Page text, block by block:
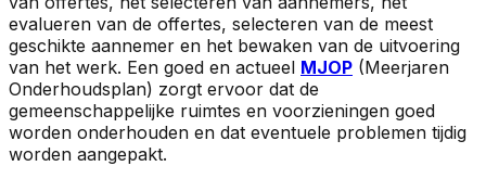
evalueren van de offertes, selecteren van de meest
geschikte aannemer en het bewaken van de uitvoering
van het werk. Een goed en actueel MJOP (Meerjaren
Onderhoudsplan) zorgt ervoor dat de
gemeenschappelijke ruimtes en voorzieningen goed
worden onderhouden en dat eventuele problemen tijdig
worden aangepakt.